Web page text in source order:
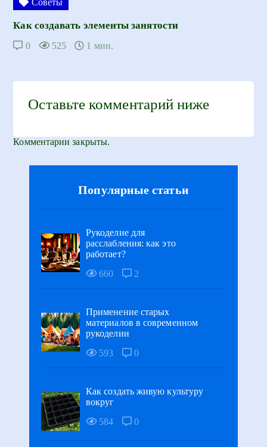
Как создавать элементы занятости
0 525 1 мин.
Оставьте комментарий ниже
Комментарии закрыты.
Популярные статьи
Рукоделие для
расслабления: как это
работает?
660
2
Применение старых
материалов в современном
рукоделии
593
0
Как создать живую культуру
вокруг
584
0